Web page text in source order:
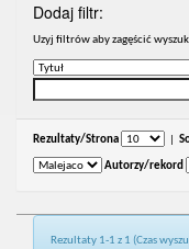
Dodaj filtr:
Uzyj filtrów aby zagęścić
Rezultaty/Strona
Autorzy/rekord
Rezultaty 1-1 z 1 (Czas